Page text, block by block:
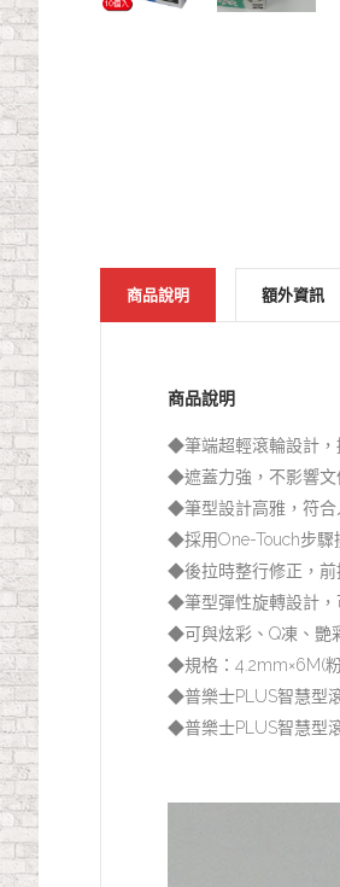
商品說明 額外資訊
商品說明
◆筆端超輕滾輪設計，
◆遮蓋力強，不影響文
◆筆型設計高雅，符合
◆採用One-Touch步驟
◆後拉時整行修正，前
◆筆型彈性旋轉設計，
◆可與炫彩、Q凍、艷
◆規格：4.2mm×6M(
◆普樂士PLUS智慧型
◆普樂士PLUS智慧型